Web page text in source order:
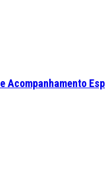
Acompanhamento